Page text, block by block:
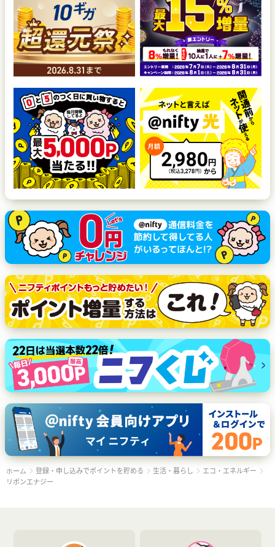
ホーム 登録・申し込みでポイントを貯める 生活・暮らし
エコ・エネルギー
リボンエナジー